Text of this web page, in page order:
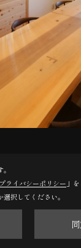
さんのステンド
を添えて。
プライバシーポリシー 」
択してください。